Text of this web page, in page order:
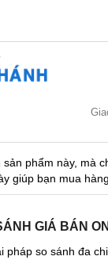
sản phẩm này, mà
giúp bạn mua
GIÁ BÁN
pháp so sánh đa